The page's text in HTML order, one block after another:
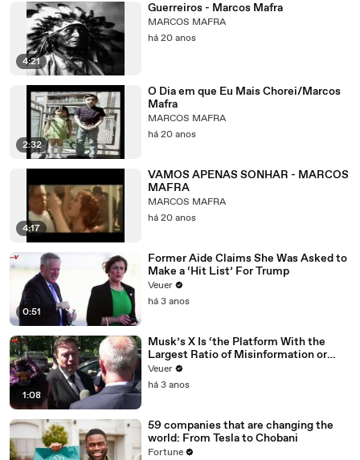
4:21
Guerreiros - Marcos Mafra
MARCOS MAFRA
há 20 anos
2:32
O Dia em que Eu Mais Chorei/Marcos
Mafra
MARCOS MAFRA
há 20 anos
4:17
VAMOS APENAS SONHAR - MARCOS
MAFRA
MARCOS MAFRA
há 20 anos
0:51
Former Aide Claims She Was Asked to
Make a ‘Hit List’ For Trump
Veuer
há 3 anos
1:08
Musk’s X Is ‘the Platform With the
Largest Ratio of Misinformation or
Disinformation’ Amongst All Social
Media Platforms
Veuer
há 3 anos
59 companies that are changing the
world: From Tesla to Chobani
Fortune